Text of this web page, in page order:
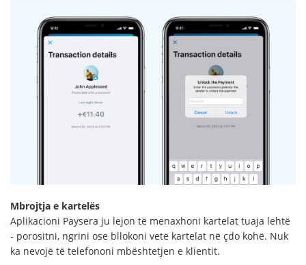
Mbrojtja e kartelës
Aplikacioni Paysera ju lejon të menaxhoni kartelat tuaja lehtë
- porositni, ngrini ose bllokoni vetë kartelat në çdo kohë. Nuk
ka nevojë të telefononi mbështetjen e klientit.